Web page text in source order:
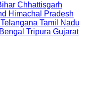
Chhattisgarh
Himachal Pradesh
Telangana Tamil Nadu
Tripura Gujarat